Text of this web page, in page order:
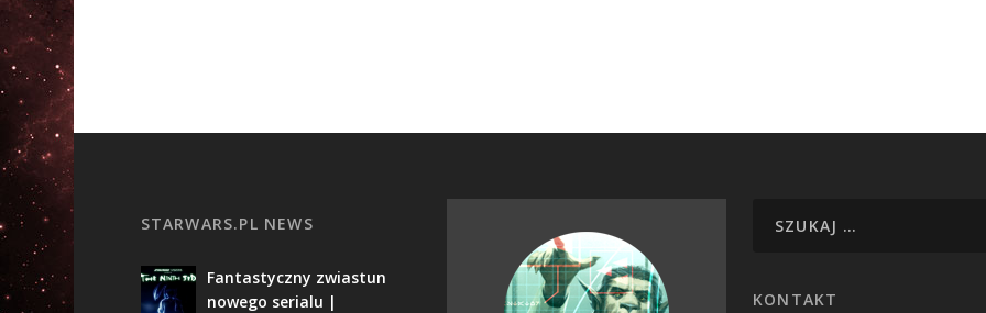
STARWARS.PL NEWS
Fantastyczny zwiastun
nowego serialu |
KONTAKT